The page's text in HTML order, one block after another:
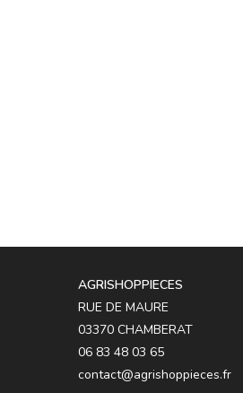
AGRISHOPPIECES
RUE DE MAURE
03370 CHAMBERAT
06 83 48 03 65
contact@agrishoppieces.fr